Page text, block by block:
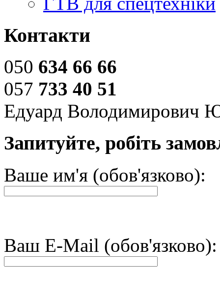
Контакти
050 634 66 66
057 733 40 51
Едуард Володимирович
Запитуйте, робіть
Ваше им'я (обов'язково):
Ваш E-Mail (обов'язково):